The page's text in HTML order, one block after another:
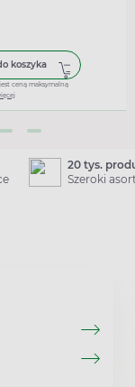
koszyka
ceną maksymalną
20 tys.
Szeroki